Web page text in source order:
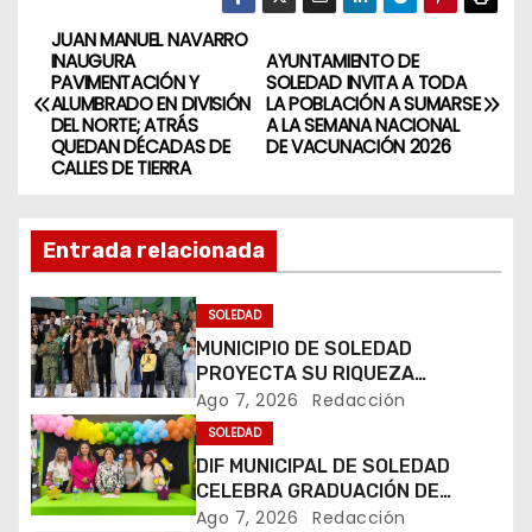
N
a
v
g
a
c
i
ó
n
AYUNTAMIENTO DE
SOLEDAD INVITA A TODA
LA POBLACIÓN A SUMARSE
A LA SEMANA NACIONAL
DE VACUNACIÓN 2026
JUAN MANUEL NAVARRO
INAUGURA
PAVIMENTACIÓN Y
ALUMBRADO EN DIVISIÓN
DEL NORTE; ATRÁS
QUEDAN DÉCADAS DE
CALLES DE TIERRA
Entrada relacionada
SOLEDAD
MUNICIPIO DE SOLEDAD
PROYECTA SU RIQUEZA
TURÍSTICA EN LA FERIA
NACIONAL POTOSINA
Ago 7, 2026 Redacción
SOLEDAD
DIF MUNICIPAL DE SOLEDAD
CELEBRA GRADUACIÓN DE
PEQUEÑOS USUARIOS DE
Ago 7, 2026 Redacción